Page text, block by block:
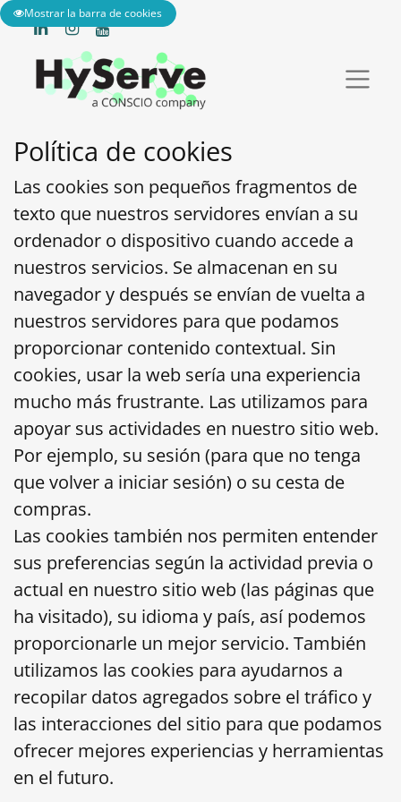
Política de cookies
Las cookies son pequeños fragmentos de
texto que nuestros servidores envían a su
ordenador o dispositivo cuando accede a
nuestros servicios. Se almacenan en su
navegador y después se envían de vuelta a
nuestros servidores para que podamos
proporcionar contenido contextual. Sin
cookies, usar la web sería una experiencia
mucho más frustrante. Las utilizamos para
apoyar sus actividades en nuestro sitio web.
Por ejemplo, su sesión (para que no tenga
que volver a iniciar sesión) o su cesta de
compras.
Las cookies también nos permiten entender
sus preferencias según la actividad previa o
actual en nuestro sitio web (las páginas que
ha visitado), su idioma y país, así podemos
proporcionarle un mejor servicio. También
utilizamos las cookies para ayudarnos a
recopilar datos agregados sobre el tráfico y
las interacciones del sitio para que podamos
ofrecer mejores experiencias y herramientas
en el futuro.
Mostrar la barra de cookies